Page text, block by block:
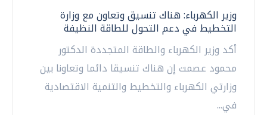
وزير الكهرباء: هناك تنسيق وتعاون مع وزارة
التخطيط في دعم التحول للطاقة النظيفة
أكد وزير الكهرباء والطاقة المتجددة الدكتور
محمود عصمت إن هناك تنسيقا دائما وتعاونا بين
وزارتي الكهرباء والتخطيط والتنمية الاقتصادية
في...